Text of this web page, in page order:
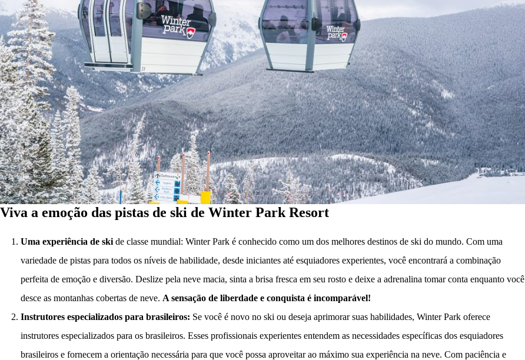
Viva a emoção das pistas de ski de Winter Park Resort
Uma experiência de ski de classe mundial: Winter Park é conhecido como um dos melhores destinos de ski do mundo. Com uma
variedade de pistas para todos os níveis de habilidade, desde iniciantes até esquiadores experientes, você encontrará a combinação
perfeita de emoção e diversão. Deslize pela neve macia, sinta a brisa fresca em seu rosto e deixe a adrenalina tomar conta enquanto você
desce as montanhas cobertas de neve. A sensação de liberdade e conquista é incomparável!
Instrutores especializados para brasileiros: Se você é novo no ski ou deseja aprimorar suas habilidades, Winter Park oferece
instrutores especializados para os brasileiros. Esses profissionais experientes entendem as necessidades específicas dos esquiadores
brasileiros e fornecem a orientação necessária para que você possa aproveitar ao máximo sua experiência na neve. Com paciência e